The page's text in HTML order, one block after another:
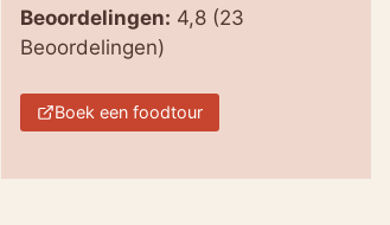
Beoordelingen: 4,8 (23
Beoordelingen)
Boek een foodtour